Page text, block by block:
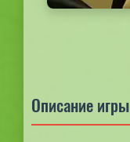
Описание игры